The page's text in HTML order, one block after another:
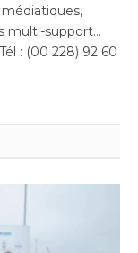
multi-support…
: (00 228) 92 60